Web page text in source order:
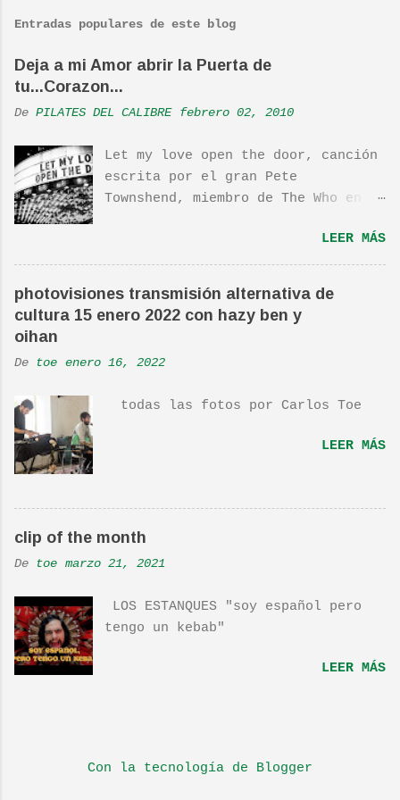
n
t
a
i
o
s
Entradas populares de este blog
Deja a mi Amor abrir la Puerta de
tu...Corazon...
De PILATES DEL CALIBRE febrero 02, 2010
Let my love open the door, canción
escrita por el gran Pete
Townshend, miembro de The Who en
Glass, del mismo año, y que llego
a estar en el top 10. La cancion
es deliciosa de por si, de hecho
ha sido versionada cienes y cienes
de veces. Aquí os dejo el vídeo de
ver una estupenda película llamada
por TOE hace unos posts.Yo también
os la recomiendo. En una escena de
magnifica Per-Versión de este tema
de Townshend. PINCHA AQUÍ Y LA
LEER MÁS
photovisiones transmisión alternativa de
cultura 15 enero 2022 con hazy ben y
oihan
De toe enero 16, 2022
todas las fotos por Carlos Toe
LEER MÁS
clip of the month
De toe marzo 21, 2021
LOS ESTANQUES "soy español pero
tengo un kebab"
LEER MÁS
Con la tecnología de Blogger